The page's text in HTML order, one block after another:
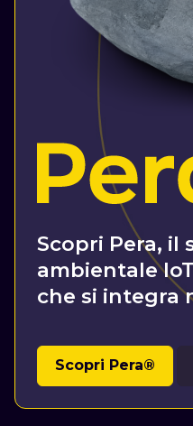
Scopri Pera, il
ambientale IoT
che si integra
Scopri Pera®